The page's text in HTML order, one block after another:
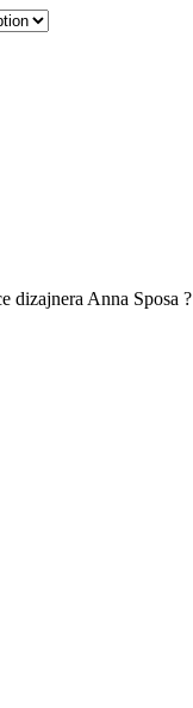
dizajnera Anna Sposa ?